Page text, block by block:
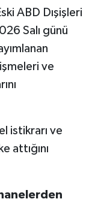
ABD Dışişleri
Salı günü
ve
istikrarı ve
attığını